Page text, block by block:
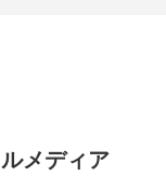
メディア